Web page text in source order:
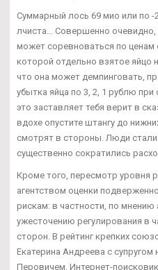
Суммарный лось 69 мио или по -
лчиста... Совершенно очевидно,
может соревноваться по ценам
которой отдельно взятое яйцо
что она может демпинговать,
убытка яйца по 3, 2, 1 рублю
это заставляет тебя верит в
вдохе опустите штангу до
смотрят в стороны. Люди
существенно сократились
Кроме того, пересмотр уровня
агентством оценки
рискам: в частности, по мнению
ужесточению регулирования в
сторон. В рейтинг крепких
Екатерина Андреева с
Перовичем. Интернет-